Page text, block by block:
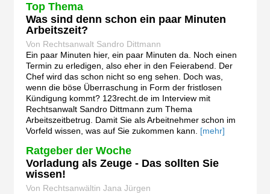
Top Thema
Was sind denn schon ein paar Minuten
Arbeitszeit?
Von Rechtsanwalt Sandro Dittmann
Ein paar Minuten hier, ein paar Minuten da. Noch einen
Termin zu erledigen, also eher in den Feierabend. Der
Chef wird das schon nicht so eng sehen. Doch was,
wenn die böse Überraschung in Form der fristlosen
Kündigung kommt? 123recht.de im Interview mit
Rechtsanwalt Sandro Dittmann zum Thema
Arbeitszeitbetrug. Damit Sie als Arbeitnehmer schon im
Vorfeld wissen, was auf Sie zukommen kann. [mehr]
Ratgeber der Woche
Vorladung als Zeuge - Das sollten Sie
wissen!
Von Rechtsanwältin Jana Jürgen